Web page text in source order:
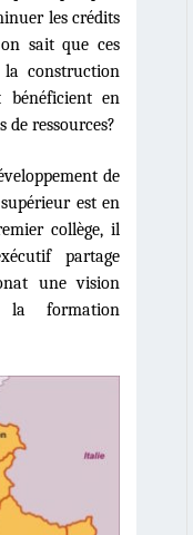
les crédits
sait que ces
construction
bénéficient en
ressources?
de
est en
collège, il
partage
une vision
la formation